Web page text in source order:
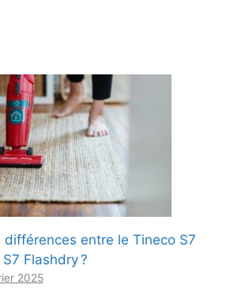
différences entre le Tineco S7
Flashdry ?
2025